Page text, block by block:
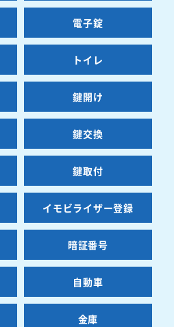
電子錠
トイレ
鍵開け
鍵交換
鍵取付
イモビライザー登録
暗証番号
自動車
金庫